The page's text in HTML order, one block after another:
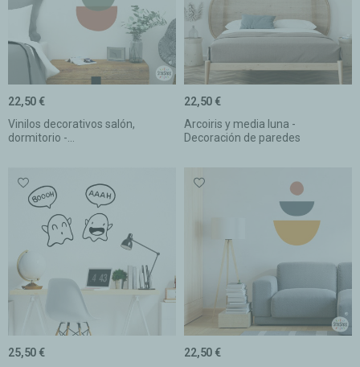
Vinilos decorativos salón,
dormitorio -...
22,50 €
Arcoiris y media luna -
Decoración de paredes
22,50 €
25,50 € 22,50 €